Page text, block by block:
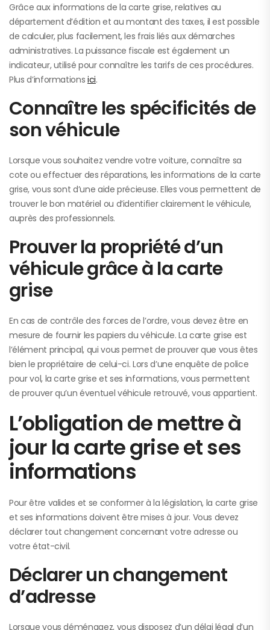
Grâce aux informations de la carte grise, relatives au
département d’édition et au montant des taxes, il est possible
de calculer, plus facilement, les frais liés aux démarches
administratives. La puissance fiscale est également un
indicateur, utilisé pour connaître les tarifs de ces procédures.
Plus d’informationsici.
Connaître les spécificités de
son véhicule
Lorsque vous souhaitez vendre votre voiture, connaître sa
cote ou effectuer des réparations, les informations de la carte
grise, vous sont d’une aide précieuse. Elles vous permettent de
trouver le bon matériel ou d’identifier clairement le véhicule,
auprès des professionnels.
Prouver la propriété d’un
véhicule grâce à la carte
grise
En cas de contrôle des forces de l’ordre, vous devez être en
mesure de fournir les papiers du véhicule. La carte grise est
l’élément principal, qui vous permet de prouver que vous êtes
bien le propriétaire de celui-ci. Lors d’une enquête de police
pour vol, la carte grise et ses informations, vous permettent
de prouver qu’un éventuel véhicule retrouvé, vous appartient.
L’obligation de mettre à
jour la carte grise et ses
informations
Pour être valides et se conformer à la législation, la carte grise
et ses informations doivent être mises à jour. Vous devez
déclarer tout changement concernant votre adresse ou
votre état-civil.
Déclarer un changement
d’adresse
Lorsque vous déménagez, vous disposez d’un délai légal d’un